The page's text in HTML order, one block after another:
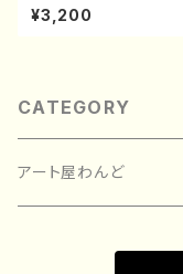
¥3,200
CATEGORY
アート屋わんど